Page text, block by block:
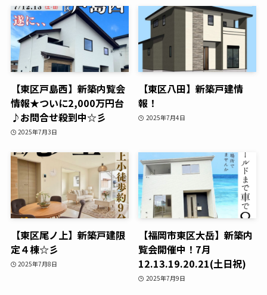
【東区戸島西】新築内覧会
情報★ついに2,000万円台
♪お問合せ殺到中☆彡
2025年7月3日
【東区八田】新築戸建情
報！
2025年7月4日
【東区尾ノ上】新築戸建限
定４棟☆彡
2025年7月8日
【福岡市東区大岳】新築内
覧会開催中！7月
12.13.19.20.21(土日祝)
2025年7月9日